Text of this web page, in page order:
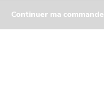
Continuer ma commande